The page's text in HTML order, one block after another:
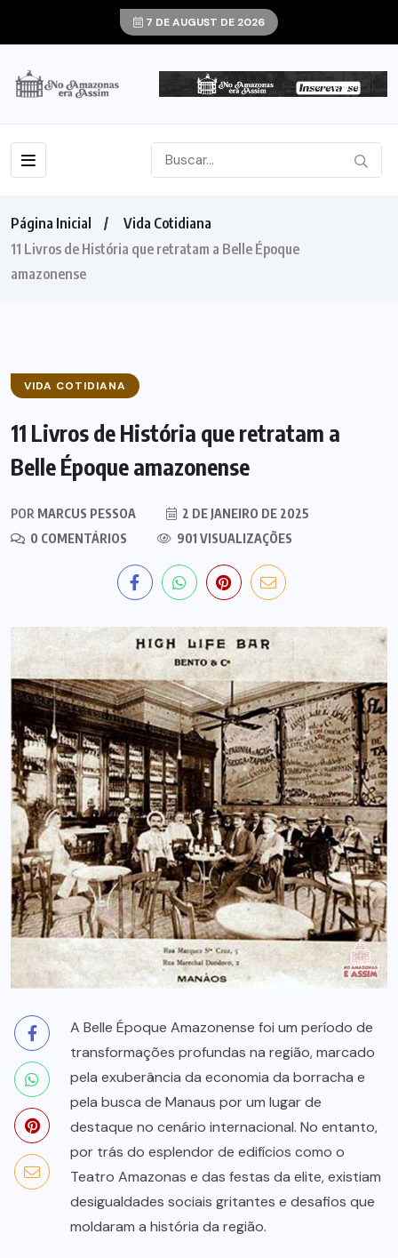
7 DE AUGUST DE 2026
Página Inicial
Vida Cotidiana
11 Livros de História que retratam a Belle Époque
amazonense
VIDA COTIDIANA
11 Livros de História que retratam a
Belle Époque amazonense
POR MARCUS PESSOA
2 DE JANEIRO DE 2025
0 COMENTÁRIOS
901 VISUALIZAÇÕES
A Belle Époque Amazonense foi um período de
transformações profundas na região, marcado
pela exuberância da economia da borracha e
pela busca de Manaus por um lugar de
destaque no cenário internacional. No entanto,
por trás do esplendor de edifícios como o
Teatro Amazonas e das festas da elite, existiam
desigualdades sociais gritantes e desafios que
moldaram a história da região.